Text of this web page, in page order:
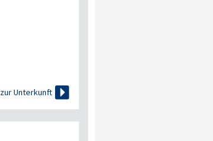
zur Unterkunft 